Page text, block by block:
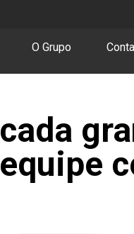
O Grupo